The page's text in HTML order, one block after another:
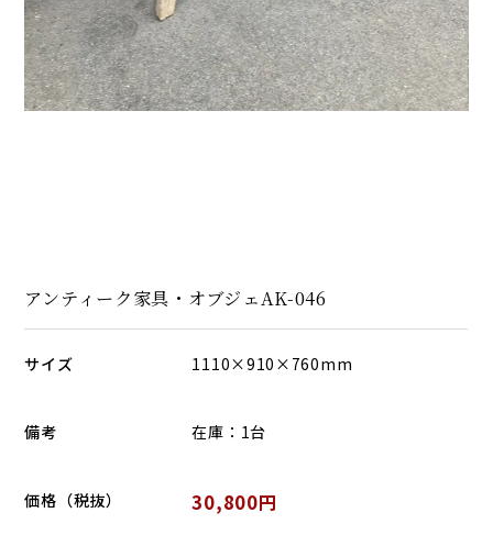
アンティーク家具・オブジェAK-046
サイズ 1110×910×760mm
備考 在庫：1台
価格（税抜） 30,800円